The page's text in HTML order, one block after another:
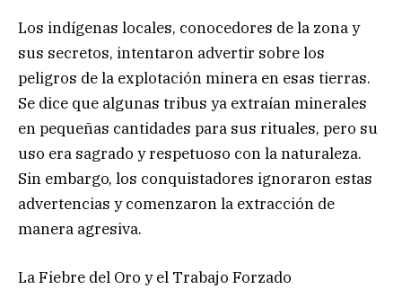
Los indígenas locales, conocedores de la zona y
sus secretos, intentaron advertir sobre los
peligros de la explotación minera en esas tierras.
Se dice que algunas tribus ya extraían minerales
en pequeñas cantidades para sus rituales, pero su
uso era sagrado y respetuoso con la naturaleza.
Sin embargo, los conquistadores ignoraron estas
advertencias y comenzaron la extracción de
manera agresiva.
La Fiebre del Oro y el Trabajo Forzado